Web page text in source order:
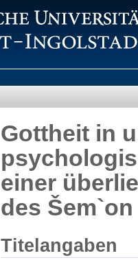
Gottheit in
einer
des
Titelangaben